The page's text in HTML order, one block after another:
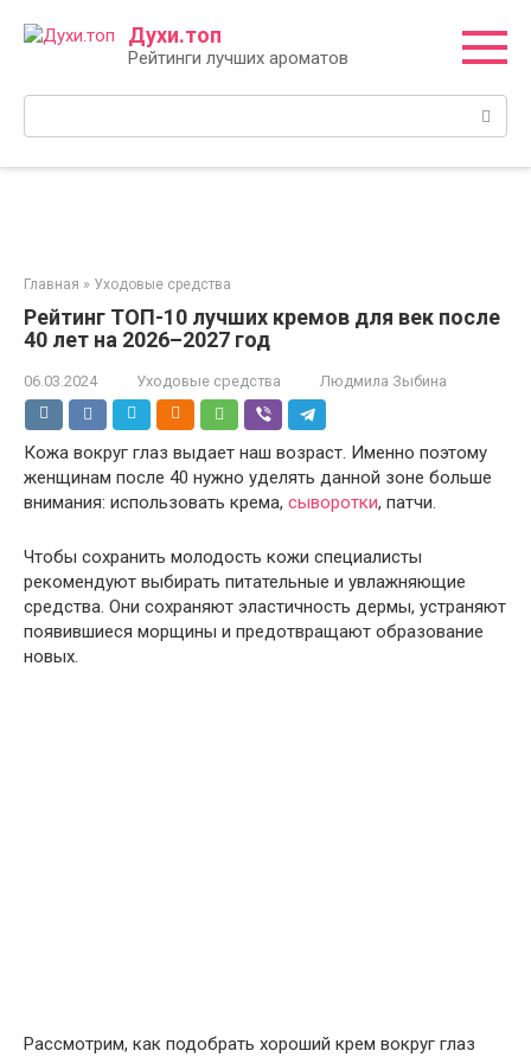
Духи.топ
Рейтинги лучших ароматов
Поиск:
Главная » Уходовые средства
Рейтинг ТОП-10 лучших кремов для век после
40 лет на 2026–2027 год
06.03.2024 Уходовые средства Людмила Зыбина
Кожа вокруг глаз выдает наш возраст. Именно поэтому
женщинам после 40 нужно уделять данной зоне больше
внимания: использовать крема, сыворотки, патчи.
Чтобы сохранить молодость кожи специалисты
рекомендуют выбирать питательные и увлажняющие
средства. Они сохраняют эластичность дермы, устраняют
появившиеся морщины и предотвращают образование
новых.
Рассмотрим, как подобрать хороший крем вокруг глаз